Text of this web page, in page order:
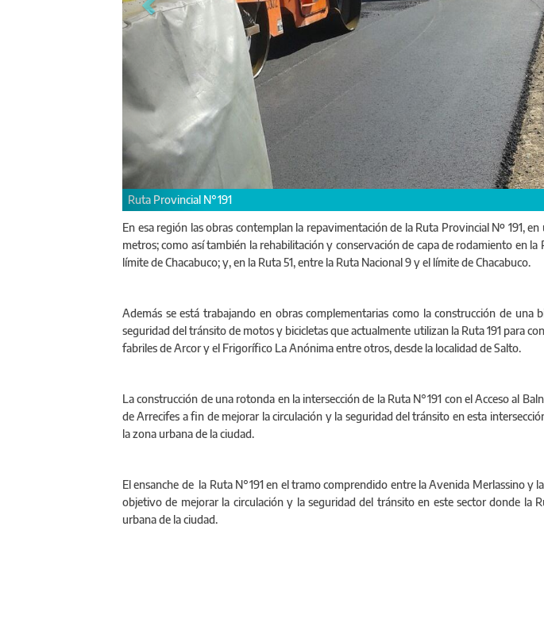
Ruta Provincial N°191
En esa región las obras contemplan la repavimentación de la Ruta Provincial Nº 191,
metros; como así también la rehabilitación y conservación de capa de rodamiento en la
límite de Chacabuco; y, en la Ruta 51, entre la Ruta Nacional 9 y el límite de Chacabuco.
Además se está trabajando en obras complementarias como la construcción de una
seguridad del tránsito de motos y bicicletas que actualmente utilizan la Ruta 191 para
fabriles de Arcor y el Frigorífico La Anónima entre otros, desde la localidad de Salto.
La construcción de una rotonda en la intersección de la Ruta N°191 con el Acceso al
de Arrecifes a fin de mejorar la circulación y la seguridad del tránsito en esta
la zona urbana de la ciudad.
‪El ensanche de la Ruta N°191 en el tramo comprendido entre la Avenida Merlassino y
objetivo de mejorar la circulación y la seguridad del tránsito en este sector donde la
urbana de la ciudad.